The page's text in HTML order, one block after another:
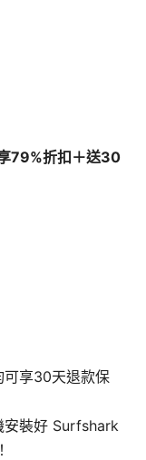
79%折扣＋送30
享30天退款保
安裝好 Surfshark